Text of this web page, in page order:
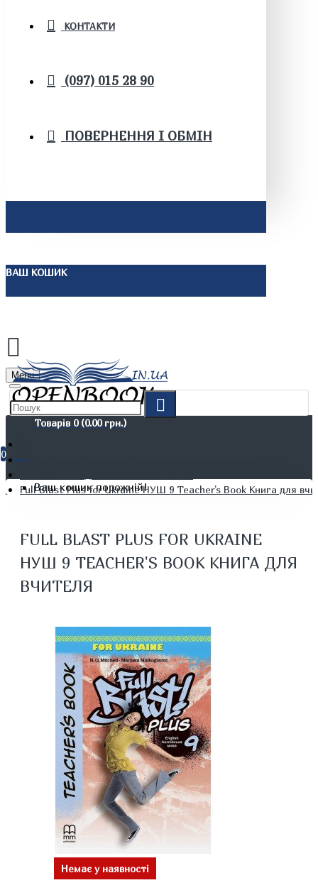
КОНТАКТИ
(097) 015 28 90
ПОВЕРНЕННЯ І ОБМІН
ВАШ КОШИК
Menu
Товарів 0 (0.00 грн.)
0
Ваш кошик порожній!
Не художня література
Full Blast Plus for Ukraine НУШ 9 Teacher's Book Книга для
FULL BLAST PLUS FOR UKRAINE
НУШ 9 TEACHER'S BOOK КНИГА ДЛЯ
ВЧИТЕЛЯ
Немає у наявності